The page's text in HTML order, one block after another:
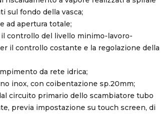
sul fondo della vasca;
ad apertura totale;
controllo del livello minimo-lavoro-
il controllo costante e la regolazione della
da rete idrica;
inox, con coibentazione sp.20mm;
circuito primario dello scambiatore tubo
previa impostazione su touch screen, di